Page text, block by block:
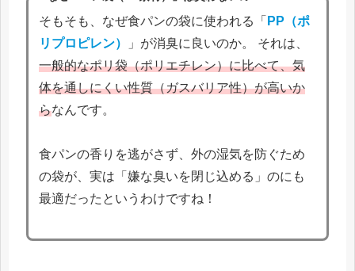
そもそも、なぜ食パンの袋に使われる「 PP（ポ
リプロピレン）
」が消臭に良いのか。 それは、
一般的なポリ袋（ポリエチレン）に比べて、気
体を通しにくい性質（ガスバリア性）が高いか
らなんです。
食パンの香りを逃がさず、外の湿気を防ぐため
の袋が、実は「嫌な臭いを閉じ込める」のにも
最適だったというわけですね！